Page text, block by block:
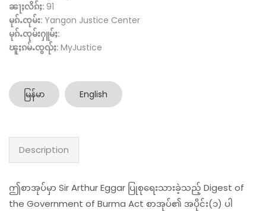
ၼႃႈလိၵ်ႈ: 91
မုၵ်ႉၸုမ်း: Yangon Justice Center
မုၵ်ႉၸုမ်းႁူမ်ႈ:
ၽူႈၵမ်ႉၸွၺ်ႈ: MyJustice
မြန်မာ English
Description
ဤစာအုပ်မှာ Sir Arthur Eggar ပြုစုရေးသားခဲ့သည့် Digest of
the Government of Burma Act စာအုပ်၏ အပိုင်း(၁) ပါ